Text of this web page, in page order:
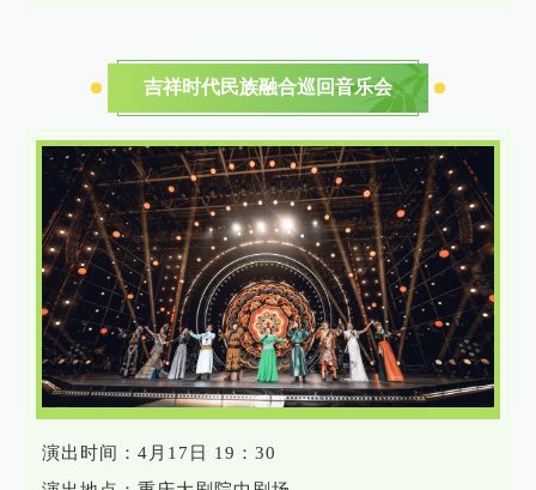
吉祥时代民族融合巡回音乐会
演出时间：4月17日 19：30